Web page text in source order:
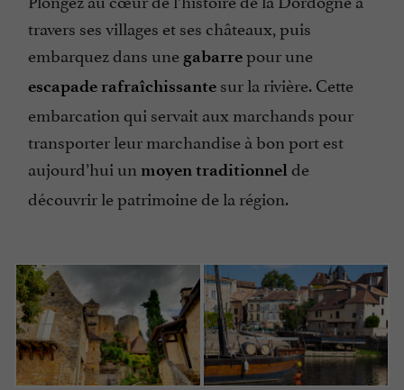
travers ses villages et ses châteaux, puis
embarquez dans une gabarrepour une
escapade rafraîchissante sur la rivière. Cette
embarcation qui servait aux marchands pour
transporter leur marchandise à bon port est
aujourd’hui un moyen traditionnel de
découvrir le patrimoine de la région.